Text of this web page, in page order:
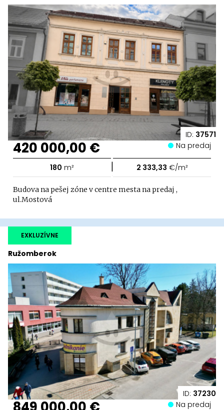
ID: 37571
420 000,00 € Na predaj
180 m² | 2 333,33 €/m²
Budova na pešej zóne v centre mesta na predaj ,
ul.Mostová
ID: 37230
Ružomberok
EXKLUZÍVNE
Na predaj